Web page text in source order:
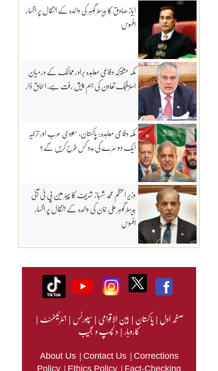
ایاز صادق کا بیرسٹر گوہر کی والدہ کے انتقال پر اظہارِ
افسوس
مکہ مشترکہ دفاعی معاہدہ برادر ممالک کے درمیان
اسٹریٹجک تعاون کی اہم پیش رفت ہے، اسحاق ڈار
مکّہ دفاعی معاہدہ: پاکستان، سعودی عرب اور ترکیہ
ایک دوسرے کی مدد کس طرح کریں گے؟
وزیرِ اعظم محمد شہباز شریف کا چیئر مین پی ٹی آئی
بیرسٹر گوہر علی خان کی والدہ کے انتقال پر اظہار
افسوس
صفحہ اول|پاکستان|بین الاقوامی|سپورٹس|انٹرٹینمنٹ|
کاروبار|دلچسپ و عجیب
About Us | Contact Us | Corrections
Policy
Ethics Policy Fact-Checking